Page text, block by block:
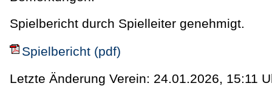
Spielbericht durch Spielleiter genehmigt.
Spielbericht (pdf)
Letzte Änderung Verein: 24.01.2026, 15:11